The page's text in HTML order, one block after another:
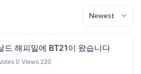
드 해피밀에 BT21이 왔습니다
0 Views 220